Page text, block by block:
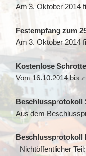
Am 3. Oktober 2014
Festempfang zum
Am 3. Oktober 2014
Kostenlose
Vom 16.10.2014 bis
Beschlussprotokoll
Aus dem
Beschlussprotokoll
Nichtöffentlicher